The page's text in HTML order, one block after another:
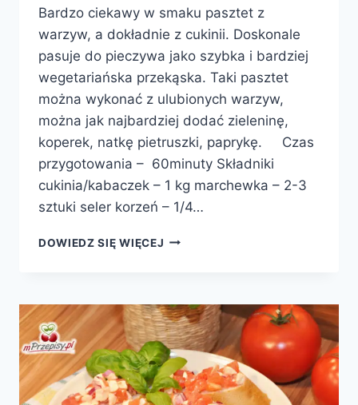
Bardzo ciekawy w smaku pasztet z
warzyw, a dokładnie z cukinii. Doskonale
pasuje do pieczywa jako szybka i bardziej
wegetariańska przekąska. Taki pasztet
można wykonać z ulubionych warzyw,
można jak najbardziej dodać zieleninę,
koperek, natkę pietruszki, paprykę. Czas
przygotowania – 60minuty Składniki
cukinia/kabaczek – 1 kg marchewka – 2-3
sztuki seler korzeń – 1/4…
DOWIEDZ SIĘ WIĘCEJ PASZTET